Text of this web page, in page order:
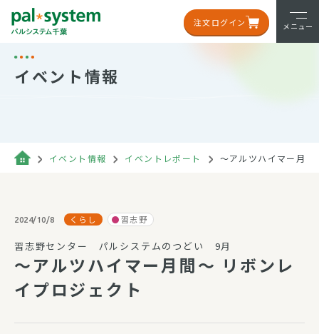
注文ログイン メニュー
イベント情報
イベント情報 イベントレポート ～アルツハイマー月
2024/10/8 くらし 習志野
習志野センター パルシステムのつどい 9月
～アルツハイマー月間～ リボンレ
イプロジェクト